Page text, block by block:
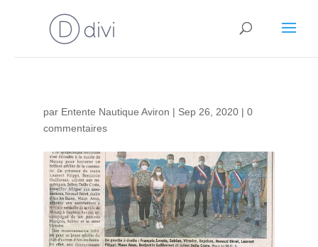
par Entente Nautique Aviron | Sep 26, 2020| 0
commentaires